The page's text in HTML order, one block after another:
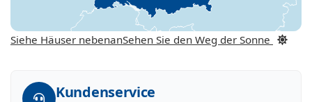
Siehe Häuser nebenanSehen Sie den Weg der Sonne
Kundenservice